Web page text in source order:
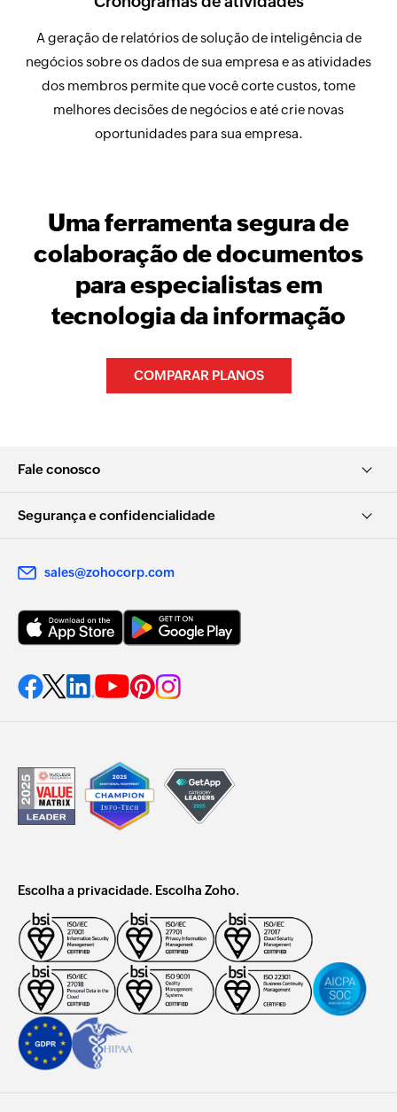
A geração de relatórios de solução de inteligência de
negócios sobre os dados de sua empresa e as atividades
dos membros permite que você corte custos, tome
melhores decisões de negócios e até crie novas
oportunidades para sua empresa.
Uma ferramenta segura de
colaboração de documentos
para especialistas em
tecnologia da informação
COMPARAR PLANOS
Fale conosco
Segurança e confidencialidade
sales@zohocorp.com
Escolha a privacidade. Escolha Zoho.